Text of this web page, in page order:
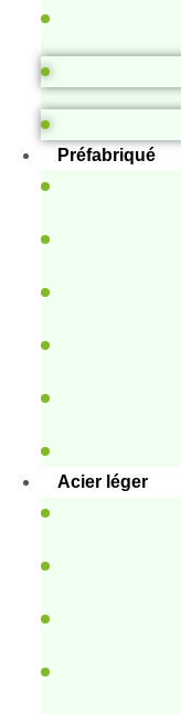
Préfabriqué
Acier léger